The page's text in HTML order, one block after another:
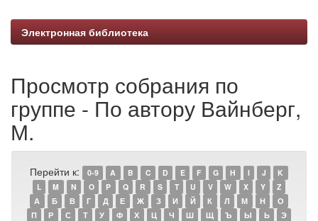
Электронная библиотека
Просмотр собрания по
группе - По автору Вайнберг,
М.
Перейти к: 0-9 A B C D E F G H I J
K
L
M N O P Q R S T U V W X Y
Z
А
Б В Г Д Е Ж З И Й К Л М Н
О
П
Р С Т У Ф Х Ц Ч Ш Щ Ъ Ы Ь
Э